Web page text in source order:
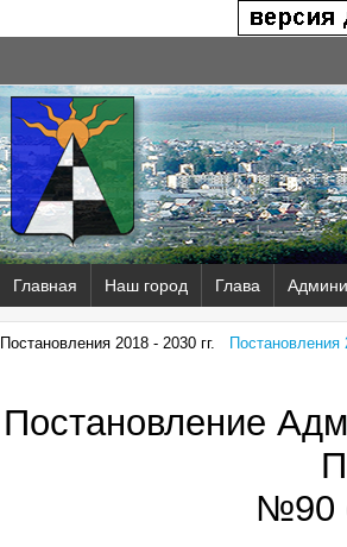
Главная Наш город Глава
Постановления 2018 - 2030 гг. Постановления
Постановление
№90